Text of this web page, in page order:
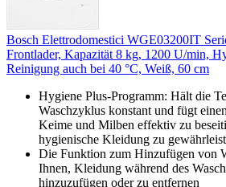
Bosch Elettrodomestici WGE03200IT
Frontlader, Kapazität 8 kg, 1200 U/min,
Reinigung auch bei 40 °C, Weiß, 60 cm
Hygiene Plus-Programm: Hält die
Waschzyklus konstant und fügt
Keime und Milben effektiv zu
hygienische Kleidung zu
Die Funktion zum Hinzufügen von
Ihnen, Kleidung während des
hinzuzufügen oder zu entfernen